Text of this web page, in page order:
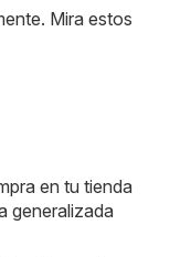
Mira estos
en tu tienda
generalizada